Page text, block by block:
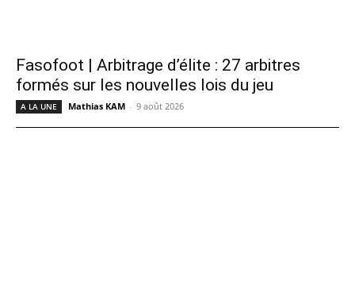
Fasofoot | Arbitrage d’élite : 27 arbitres
formés sur les nouvelles lois du jeu
A LA UNE Mathias KAM - 9 août 2026